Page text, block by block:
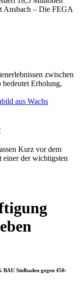
Ansbach – Die FEGA
zwischen
Erholung,
Kurz vor dem
einer der wichtigsten
Südbaden gegen 450-